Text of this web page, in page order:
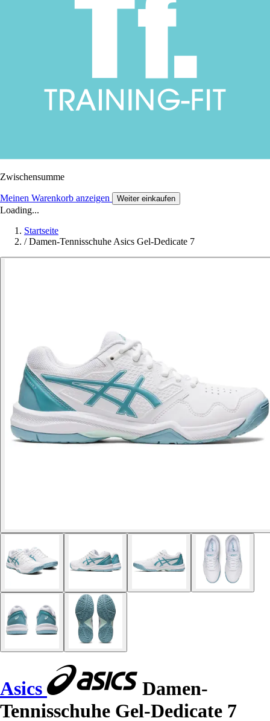
Zwischensumme
Meinen Warenkorb anzeigen Weiter einkaufen
Loading...
Startseite
/ Damen-Tennisschuhe Asics Gel-Dedicate 7
Asics
Damen-
Tennisschuhe Gel-Dedicate 7